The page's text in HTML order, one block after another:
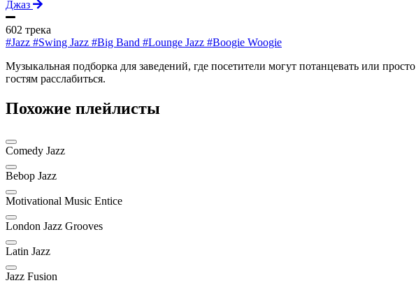
Джаз
602 трека
#Jazz #Swing Jazz #Big Band #Lounge Jazz #Boogie Woogie
Музыкальная подборка для заведений, где посетители могут потанцевать или
гостям расслабиться.
Похожие плейлисты
Comedy Jazz
Bebop Jazz
Motivational Music Entice
London Jazz Grooves
Latin Jazz
Jazz Fusion